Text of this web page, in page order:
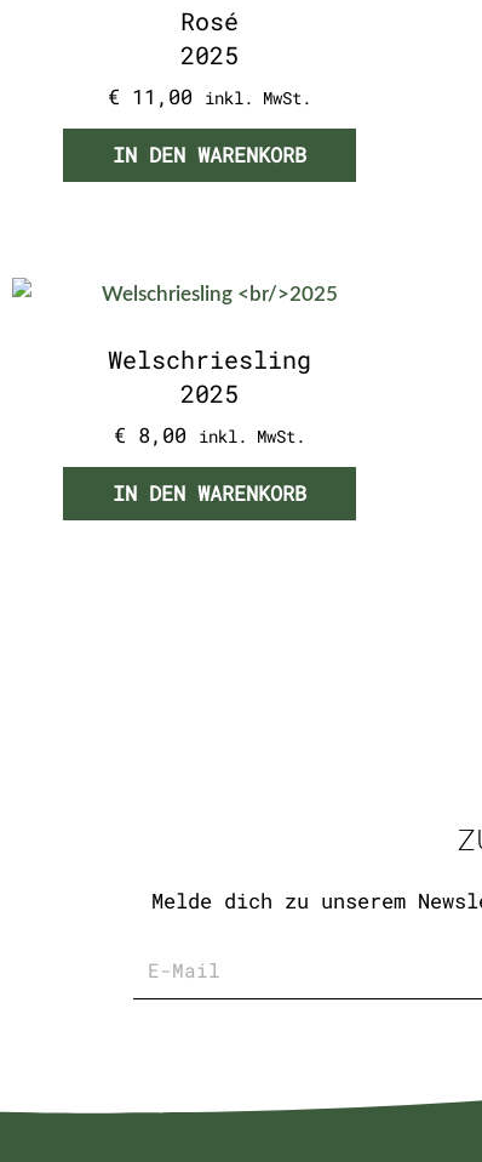
Rosé
2025
€ 11,00 inkl. MwSt.
IN DEN WARENKORB
Welschriesling
2025
€ 8,00 inkl. MwSt.
IN DEN WARENKORB
Melde dich zu unserem
E-
Mail